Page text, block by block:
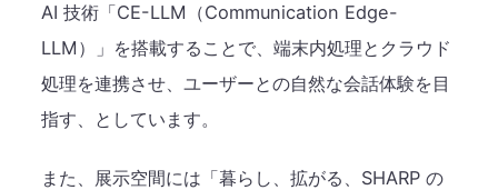
AI 技術「CE-LLM（Communication Edge-
LLM）」を搭載することで、端末内処理とクラウド
処理を連携させ、ユーザーとの自然な会話体験を目
指す、としています。
また、展示空間には「暮らし、拡がる、SHARP の